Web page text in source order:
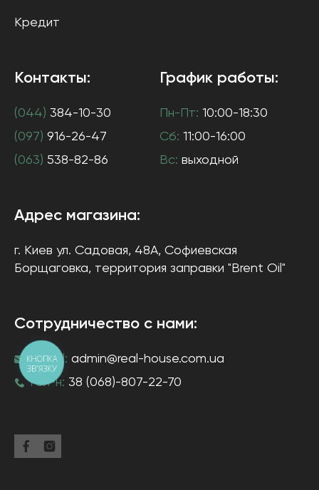
Кредит
Контакты:
(044) 384-10-30
(097) 916-26-47
(063) 538-82-86
График работы:
Пн-Пт: 10:00-18:30
Сб: 11:00-16:00
Вс: выходной
Адрес магазина:
г. Киев ул. Садовая, 48А, Софиевская
Борщаговка, территория заправки "Brent Oil"
Сотрудничество с нами:
e-mail: admin@real-house.com.ua
тел-н: 38 (068)-807-22-70
КНОПКА
ЗВ'ЯЗКУ